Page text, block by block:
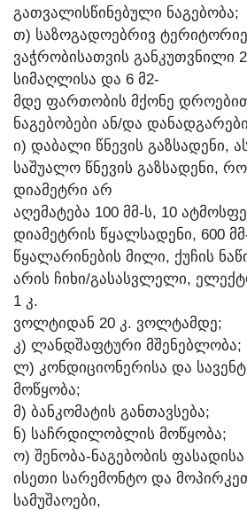
ᲒᲐᲗᲕᲐᲚᲘᲡᲬᲘᲜᲔᲑᲣᲚᲘ ᲜᲐᲒᲔᲑᲝᲑᲐ;
Თ) ᲡᲐᲖᲝᲒᲐᲓᲝᲔᲑᲠᲘᲕ
ᲕᲐᲭᲠᲝᲑᲘᲡᲐᲗᲕᲘᲡ ᲒᲐᲜᲙᲣᲗᲕᲜᲘᲚᲘ
ᲡᲘᲛᲐᲦᲚᲘᲡᲐ ᲓᲐ 6 Მ2-
ᲛᲓᲔ ᲤᲐᲠᲗᲝᲑᲘᲡ ᲛᲥᲝᲜᲔ
ᲜᲐᲒᲔᲑᲝᲑᲔᲑᲘ ᲐᲜ/ᲓᲐ
Ი) ᲓᲐᲑᲐᲚᲘ ᲬᲜᲔᲕᲘᲡ ᲒᲐᲖᲡᲐᲓᲔᲜᲘ,
ᲡᲐᲨᲣᲐᲚᲝ ᲬᲜᲔᲕᲘᲡ ᲒᲐᲖᲡᲐᲓᲔᲜᲘ,
ᲓᲘᲐᲛᲔᲢᲠᲘ ᲐᲠ
ᲐᲦᲔᲛᲐᲢᲔᲑᲐ 100 ᲛᲛ-Ს, 10
ᲓᲘᲐᲛᲔᲢᲠᲘᲡ ᲬᲧᲐᲚᲡᲐᲓᲔᲜᲘ, 600
ᲬᲧᲐᲚᲐᲠᲘᲜᲔᲑᲘᲡ ᲛᲘᲚᲘ, ᲥᲣᲩᲘᲡ
ᲐᲠᲘᲡ ᲩᲘᲮᲘ/ᲒᲐᲡᲐᲡᲕᲚᲔᲚᲘ,
1 Კ.
ᲕᲝᲚᲢᲘᲓᲐᲜ 20 Კ. ᲕᲝᲚᲢᲐᲛᲓᲔ;
Კ) ᲚᲐᲜᲓᲨᲐᲤᲢᲣᲠᲘ ᲛᲨᲔᲜᲔᲑᲚᲝᲑᲐ;
Ლ) ᲙᲝᲜᲓᲘᲪᲘᲝᲜᲔᲠᲘᲡᲐ ᲓᲐ
ᲛᲝᲬᲧᲝᲑᲐ;
Მ) ᲑᲐᲜᲙᲝᲛᲐᲢᲘᲡ ᲒᲐᲜᲗᲐᲕᲡᲔᲑᲐ;
Ნ) ᲡᲐᲩᲠᲓᲘᲚᲝᲑᲚᲘᲡ ᲛᲝᲬᲧᲝᲑᲐ;
Ო) ᲨᲔᲜᲝᲑᲐ-ᲜᲐᲒᲔᲑᲝᲑᲘᲡ
ᲘᲡᲔᲗᲘ ᲡᲐᲠᲔᲛᲝᲜᲢᲝ ᲓᲐ
ᲡᲐᲛᲣᲨᲐᲝᲔᲑᲘ,